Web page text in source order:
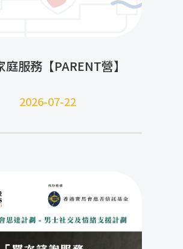
庭服務【PARENT營】
2026-07-22